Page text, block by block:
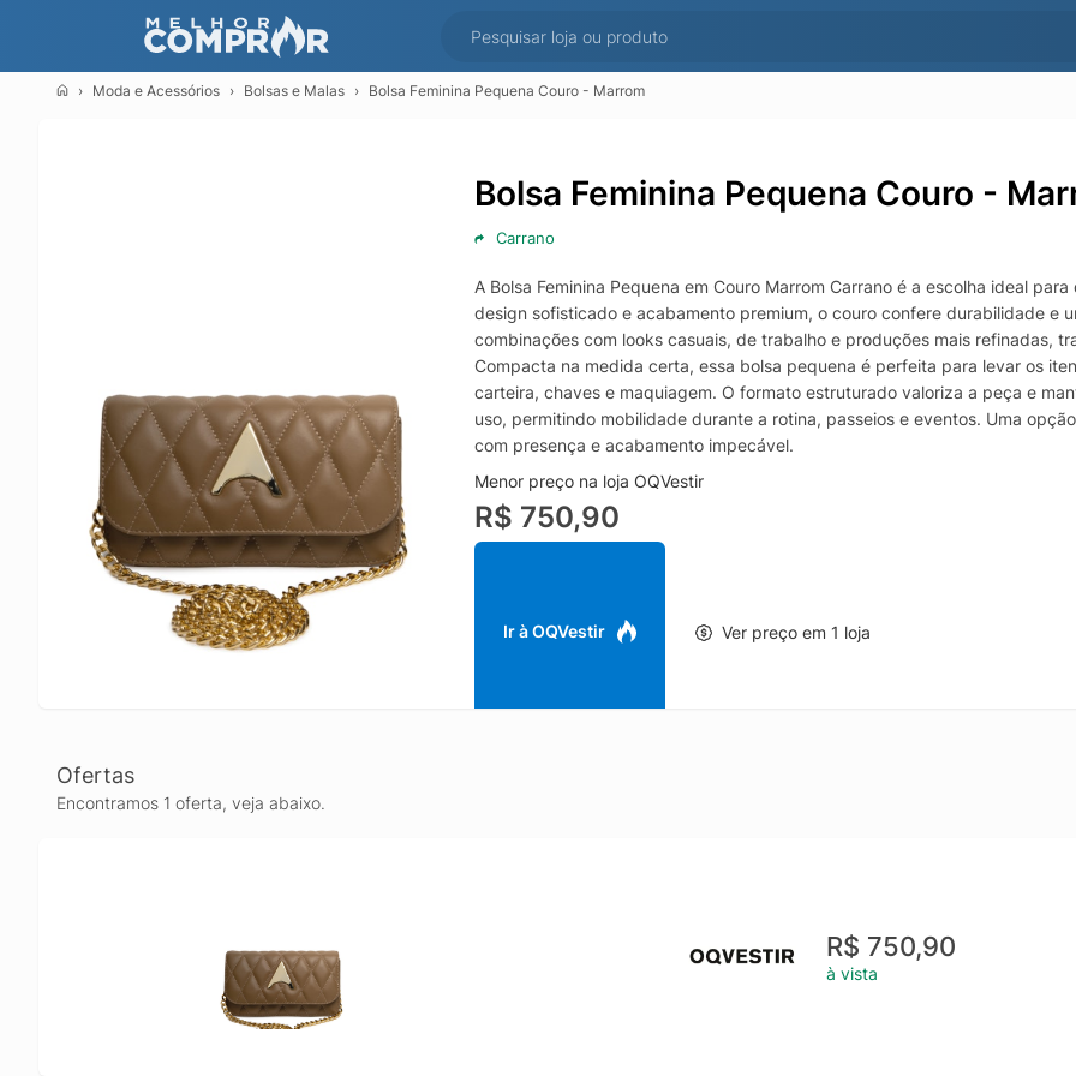
Moda e Acessórios Bolsas e Malas Bolsa Feminina Pequena Couro - Marrom
Bolsa Feminina Pequena Couro -
Carrano
A Bolsa Feminina Pequena em Couro Marrom Carrano é a escolha ideal
design sofisticado e acabamento premium, o couro confere durabilidade e
combinações com looks casuais, de trabalho e produções mais refinadas,
Compacta na medida certa, essa bolsa pequena é perfeita para levar os
carteira, chaves e maquiagem. O formato estruturado valoriza a peça e
uso, permitindo mobilidade durante a rotina, passeios e eventos. Uma
com presença e acabamento impecável.
Menor preço na loja OQVestir
R$ 750,90
Ir à OQVestir Ver preço em 1 loja
Ofertas
Encontramos 1 oferta, veja abaixo.
R$ 750,90
à vista